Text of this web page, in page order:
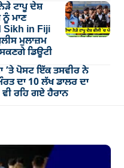
ਟਾਪੂ ਦੇਸ਼
ਨੂੰ ਮਾਣ
Sikh in Fiji
ਮੁਲਾਜ਼ਮ
ਡਿਊਟੀ
’ਤੇ ਪੋਸਟ ਇੱਕ ਤਸਵੀਰ ਨੇ
ਦਾ 10 ਲੱਖ ਡਾਲਰ ਦਾ
ਰਹਿ ਗਏ ਹੈਰਾਨ